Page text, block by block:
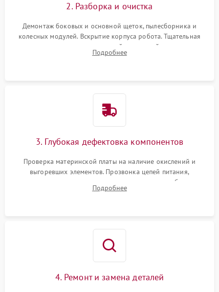
2. Разборка и очистка
Демонтаж боковых и основной щеток, пылесборника и
колесных модулей. Вскрытие корпуса робота. Тщательная
очистка внутренних полостей, шестерней и плат от
скопившейся пыли, волос и шерсти животных с
Подробнее
3. Глубокая дефектовка компонентов
Проверка материнской платы на наличие окислений и
выгоревших элементов. Прозвонка цепей питания,
тестирование приводных моторов колес и турбины
всасывания. Оценка состояния оптических и инфракрасных
Подробнее
4. Ремонт и замена деталей